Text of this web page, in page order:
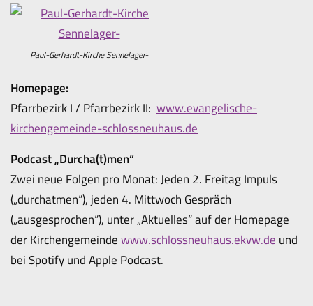
Paul-Gerhardt-Kirche Sennelager-
Homepage:
Pfarrbezirk I / Pfarrbezirk II: www.evangelische-
kirchengemeinde-schlossneuhaus.de
Podcast „Durcha(t)men“
Zwei neue Folgen pro Monat: Jeden 2. Freitag Impuls
(„durchatmen“), jeden 4. Mittwoch Gespräch
(„ausgesprochen“), unter „Aktuelles“ auf der Homepage
der Kirchengemeindewww.schlossneuhaus.ekvw.de und
bei Spotify und Apple Podcast.